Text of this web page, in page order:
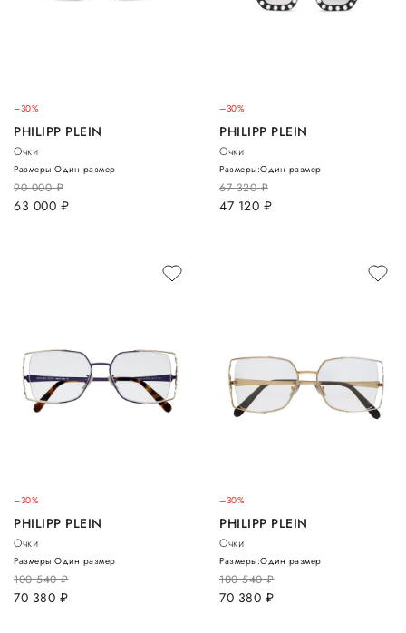
–30%
PHILIPP PLEIN
Очки
90 000руб.
63 000 руб.
Размеры:Один размер
–30%
PHILIPP PLEIN
Очки
67 320руб.
47 120 руб.
Размеры:Один размер
–30%
PHILIPP PLEIN
Очки
100 540руб.
70 380 руб.
Размеры:Один размер
–30%
PHILIPP PLEIN
Очки
100 540руб.
70 380 руб.
Размеры:Один размер